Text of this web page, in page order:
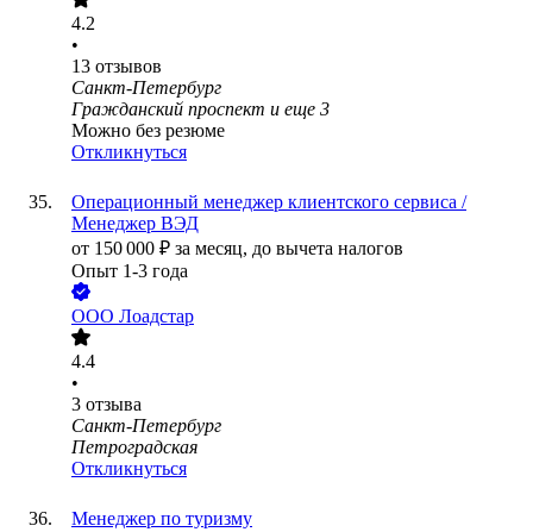
4.2
•
13 отзывов
Санкт-Петербург
Гражданский проспект и еще 3
Можно без резюме
Откликнуться
Операционный менеджер клиентского сервиса /
Менеджер ВЭД
от 150 000 ₽ за месяц, до вычета налогов
Опыт 1-3 года
ООО Лоадстар
4.4
•
3 отзыва
Санкт-Петербург
Петроградская
Откликнуться
Менеджер по туризму